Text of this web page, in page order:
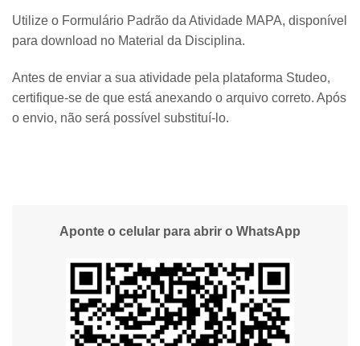
Utilize o Formulário Padrão da Atividade MAPA, disponível
para download no Material da Disciplina.
Antes de enviar a sua atividade pela plataforma Studeo,
certifique-se de que está anexando o arquivo correto. Após
o envio, não será possível substituí-lo.
Aponte o celular para abrir o WhatsApp